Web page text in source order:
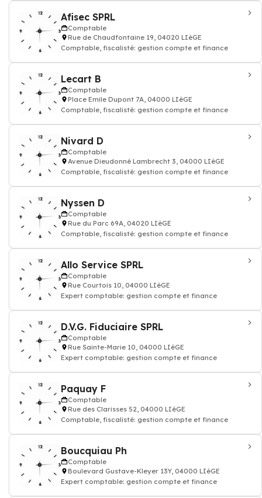
Afisec SPRL
Comptable
Rue de Chaudfontaine 19, 04020 LIèGE
Comptable, fiscalisté: gestion compte et finance
Lecart B
Comptable
Place Emile Dupont 7A, 04000 LIèGE
Comptable, fiscalisté: gestion compte et finance
Nivard D
Comptable
Avenue Dieudonné Lambrecht 3, 04000 LIèGE
Comptable, fiscalisté: gestion compte et finance
Nyssen D
Comptable
Rue du Parc 69A, 04020 LIèGE
Comptable, fiscalisté: gestion compte et finance
Allo Service SPRL
Comptable
Rue Courtois 10, 04000 LIèGE
Expert comptable: gestion compte et finance
D.V.G. Fiduciaire SPRL
Comptable
Rue Sainte-Marie 10, 04000 LIèGE
Expert comptable: gestion compte et finance
Paquay F
Comptable
Rue des Clarisses 52, 04000 LIèGE
Comptable, fiscalisté: gestion compte et finance
Boucquiau Ph
Comptable
Boulevard Gustave-Kleyer 13Y, 04000 LIèGE
Expert comptable: gestion compte et finance